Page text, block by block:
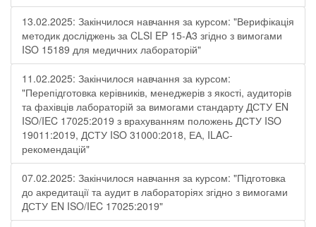
13.02.2025: Закінчилося навчання за курсом: "Верифікація
методик досліджень за CLSI EP 15-A3 згідно з вимогами
ISO 15189 для медичних лабораторій"
11.02.2025: Закінчилося навчання за курсом:
"Перепідготовка керівників, менеджерів з якості, аудиторів
та фахівців лабораторій за вимогами стандарту ДСТУ EN
ISO/IEC 17025:2019 з врахуванням положень ДСТУ ISO
19011:2019, ДСТУ ISO 31000:2018, ЕА, ILAC-
рекомендацій"
07.02.2025: Закінчилося навчання за курсом: "Підготовка
до акредитації та аудит в лабораторіях згідно з вимогами
ДСТУ EN ISO/IEC 17025:2019"